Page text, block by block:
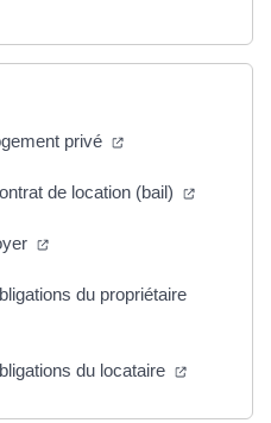
privé (ouverture dans
de location (bail)
(ouverture dans un nouvel
du propriétaire
un nouvel onglet)
du locataire (ouverture